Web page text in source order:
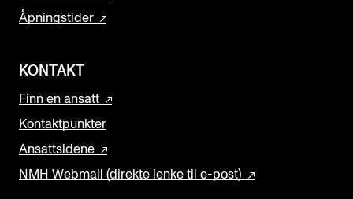
Åpningstider
KONTAKT
Finn en ansatt
Kontaktpunkter
Ansattsidene
NMH Webmail (direkte lenke til e-post)